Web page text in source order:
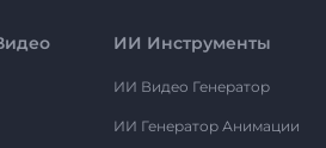
ИИ Инструменты
ИИ Видео Генератор
ИИ Генератор Анимации